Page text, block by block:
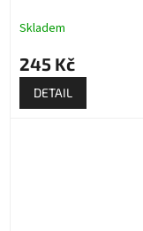
Skladem
245 Kč
DETAIL